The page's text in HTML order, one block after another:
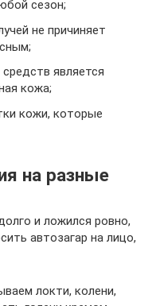
сезон;
не причиняет
является
кожа;
кожи, которые
на разные
и ложился ровно,
автозагар на лицо,
локти, колени,